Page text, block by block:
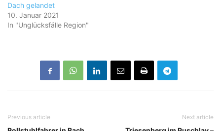
Dach gelandet
10. Januar 2021
In "Unglücksfälle Region"
Previous article Next article